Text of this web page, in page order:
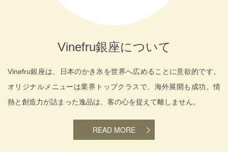
Vinefru銀座について
Vinefru銀座は、日本のかき氷を世界へ広めることに意欲的です。
オリジナルメニューは業界トップクラスで、海外展開も成功。情
熱と創造力が詰まった逸品は、客の心を捉えて離しません。
READ MORE